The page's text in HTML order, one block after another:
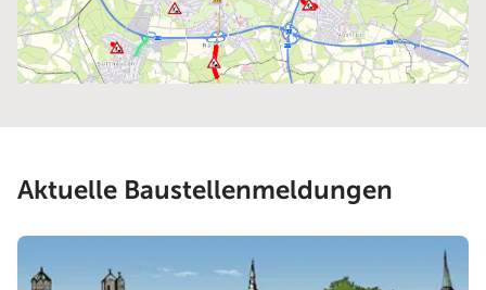
Aktuelle Baustellenmeldungen